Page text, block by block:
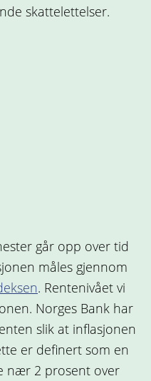
skattelettelser.
går opp over tid
måles gjennom
. Rentenivået vi
Norges Bank har
slik at inflasjonen
er definert som en
nær 2 prosent over